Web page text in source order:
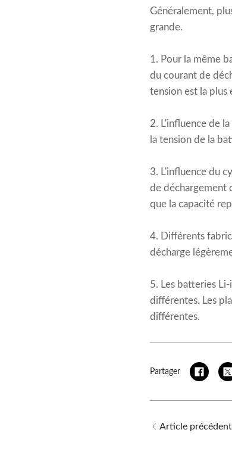
Généralement,
grande.
1. Pour la même
du courant de
tension est la plus
2. L'influence de
la tension de la
3. L'influence du
de déchargement
que la capacité
4. Différents
décharge
5. Les batteries
différentes. Les
différentes.
Partager
Article précédent